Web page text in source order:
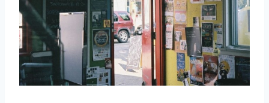
取消 搜索